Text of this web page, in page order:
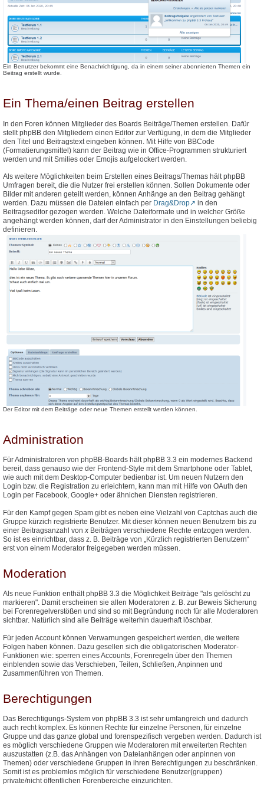
Ein Benutzer bekommt eine Benachrichtigung, da in einem seiner abonnierten Themen ein
Beitrag erstellt wurde.
Ein Thema/einen Beitrag erstellen
In den Foren können Mitglieder des Boards Beiträge/Themen erstellen. Dafür
stellt phpBB den Mitgliedern einen Editor zur Verfügung, in dem die Mitglieder
den Titel und Beitragstext eingeben können. Mit Hilfe von BBCode
(Formatierungsmittel) kann der Beitrag wie in Office-Programmen strukturiert
werden und mit Smilies oder Emojis aufgelockert werden.
Als weitere Möglichkeiten beim Erstellen eines Beitrags/Themas hält phpBB
Umfragen bereit, die die Nutzer frei erstellen können. Sollen Dokumente oder
Bilder mit anderen geteilt werden, können Anhänge an den Beitrag gehängt
werden. Dazu müssen die Dateien einfach per Drag&Drop
in den
Beitragseditor gezogen werden. Welche Dateiformate und in welcher Größe
angehängt werden können, darf der Administrator in den Einstellungen beliebig
definieren.
Der Editor mit dem Beiträge oder neue Themen erstellt werden können.
Administration
Für Administratoren von phpBB-Boards hält phpBB 3.3 ein modernes Backend
bereit, dass genauso wie der Frontend-Style mit dem Smartphone oder Tablet,
wie auch mit dem Desktop-Computer bedienbar ist. Um neuen Nutzern den
Login bzw. die Registration zu erleichtern, kann man mit Hilfe von OAuth den
Login per Facebook, Google+ oder ähnichen Diensten registrieren.
Für den Kampf gegen Spam gibt es neben eine Vielzahl von Captchas auch die
Gruppe kürzich registrierte Benutzer. Mit dieser können neuen Benutzern bis zu
einer Beitragsanzahl vonx Beiträgen verschiedene Rechte entzogen werden.
So ist es einrichtbar, dass z. B. Beiträge von „Kürzlich registrierten Benutzern“
erst von einem Moderator freigegeben werden müssen.
Moderation
Als neue Funktion enthält phpBB 3.3 die Möglichkeit Beiträge "als gelöscht zu
markieren". Damit erscheinen sie allen Moderatoren z. B. zur Beweis Sicherung
bei Forenregelverstößen und sind so mit Begründung noch für alle Moderatoren
sichtbar. Natürlich sind alle Beiträge weiterhin dauerhaft löschbar.
Für jeden Account können Verwarnungen gespeichert werden, die weitere
Folgen haben können. Dazu gesellen sich die obligatorischen Moderator-
Funktionen wie: sperren eines Accounts, Forenregeln über den Themen
einblenden sowie das Verschieben, Teilen, Schließen, Anpinnen und
Zusammenführen von Themen.
Berechtigungen
Das Berechtigungs-System von phpBB 3.3 ist sehr umfangreich und dadurch
auch recht komplex. Es können Rechte für einzelne Personen, für einzelne
Gruppe und das ganze global und forenspezifisch vergeben werden. Dadurch ist
es möglich verschiedene Gruppen wie Moderatoren mit erweiterten Rechten
auszustatten (z.B. das Anhängen von Dateianhängen oder anpinnen von
Themen) oder verschiedene Gruppen in ihren Berechtigungen zu beschränken.
Somit ist es problemlos möglich für verschiedene Benutzer(gruppen)
private/nicht öffentlichen Forenbereiche einzurichten.